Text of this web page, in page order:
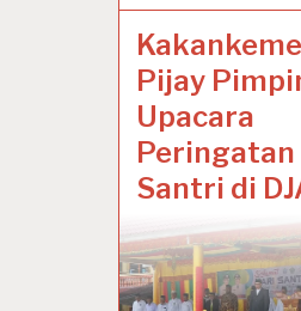
Pijay
Upacara
Peringatan
Santri di